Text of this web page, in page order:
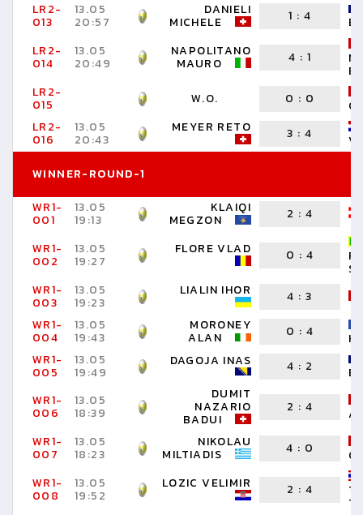
LR2-
013
13.05
20:57
DANIELI
MICHELE 1 : 4
LR2-
014
13.05
20:49
NAPOLITANO
MAURO 4 : 1
LR2-
015 W.O. 0 : 0
LR2-
016
13.05
20:43
MEYER RETO 3 :4
WINNER-ROUND-1
WR1-
001
13.05
19:13
KLAIQI
MEGZON 2 : 4
WR1-
002
13.05
19:27
FLORE VLAD 0 : 4
WR1-
003
13.05
19:23
LIALIN IHOR 4 :3
WR1-
004
13.05
19:43
MORONEY
ALAN 0 : 4
WR1-
005
13.05
19:49
DAGOJA INAS 4 : 2
WR1-
006
13.05
18:39
DUMIT
NAZARIO
BADUI
2 : 4
WR1-
007
13.05
18:23
NIKOLAU
MILTIADIS 4 : 0
WR1-
008
13.05
19:52
LOZIC VELIMIR 2 : 4